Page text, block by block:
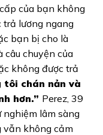
của bạn không
lương ngang
bạn bị cho là
câu chuyện của
không được trả
tôi chán nản và
hơn.” Perez, 39
lâm sàng
vẫn không cảm